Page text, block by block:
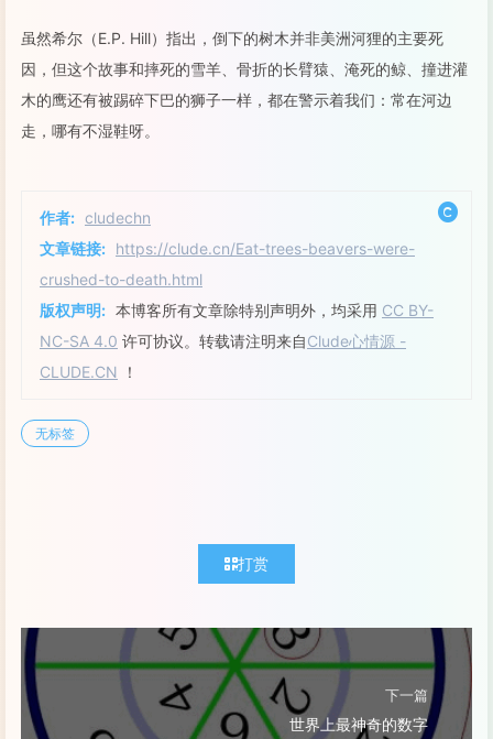
虽然希尔（E.P. Hill）指出，倒下的树木并非美洲河狸的主要死
因，但这个故事和摔死的雪羊、骨折的长臂猿、淹死的鲸、撞进灌
木的鹰还有被踢碎下巴的狮子一样，都在警示着我们：常在河边
走，哪有不湿鞋呀。
作者: cludechn
文章链接: https://clude.cn/Eat-trees-beavers-were-
crushed-to-death.html
版权声明: 本博客所有文章除特别声明外，均采用 CC BY-
NC-SA 4.0 许可协议。转载请注明来自Clude心情源 -
CLUDE.CN ！
无标签
打赏
下一篇
世界上最神奇的数字